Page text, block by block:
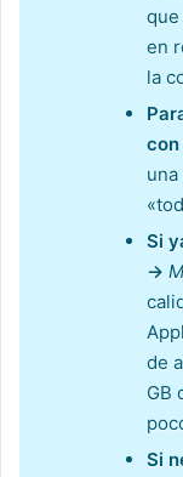
en
la
Si
→
de
GB
Si